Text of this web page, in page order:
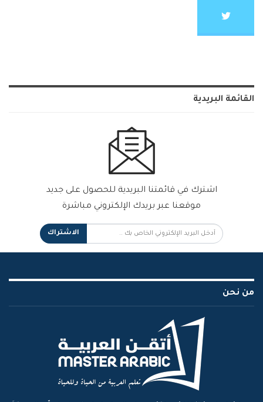
القائمة البريدية
اشترك في قائمتنا البريدية للحصول على جديد
موقعنا عبر بريدك الإلكتروني مباشرة
الاشتراك
من نحن